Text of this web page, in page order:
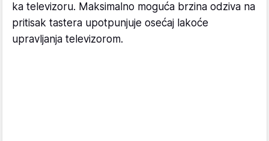
ka televizoru. Maksimalno moguća brzina odziva na
pritisak tastera upotpunjuje osećaj lakoće
upravljanja televizorom.